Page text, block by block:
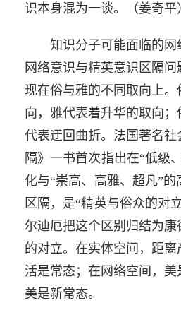
识本身混为一谈。（姜奇平
知识分子可能面临的网
网络意识与精英意识区隔
现在俗与雅的不同取向上
向，雅代表着升华的取向
代表迂回曲折。法国著名
隔》一书首次指出在“低级
化与“崇高、高雅、超凡”
区隔，是“精英与俗众的对
尔迪厄把这个区别归结为
的对立。在实体空间，距
活是常态；在网络空间，
美是新常态。